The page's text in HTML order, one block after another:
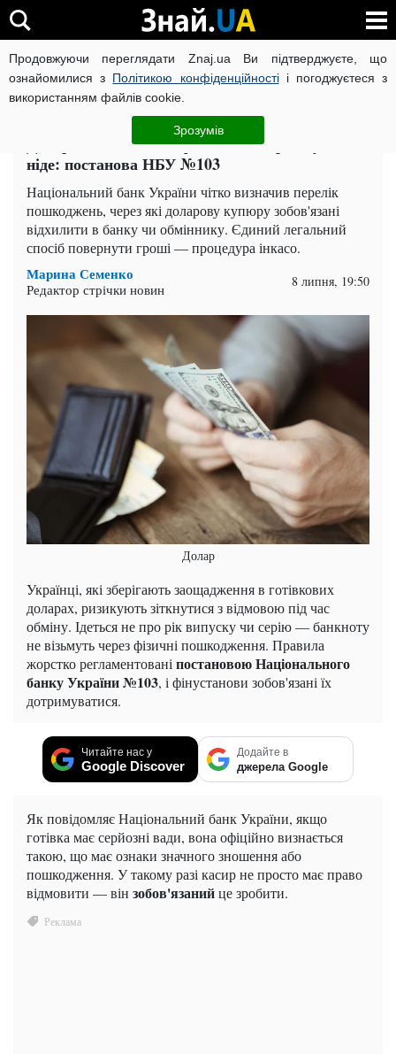
Продовжуючи переглядати Znaj.ua Ви підтверджуєте, що
ознайомилися з Політикою конфіденційностіі погоджуєтеся з
використанням файлів cookie.
Зрозумів
ВІЙНА РОСІЇ ПРОТИ УКРАЇНИ КОРОНАВІРУС В УКРАЇНІ
ЧИТАТЬ НА РУССКОМ
Долари з вісьмома дефектами не приймуть
ніде: постанова НБУ №103
Національний банк України чітко визначив перелік
пошкоджень, через які доларову купюру зобов'язані
відхилити в банку чи обміннику. Єдиний легальний
спосіб повернути гроші — процедура інкасо.
Марина Семенко
Редактор стрічки новин 8 липня, 19:50
Долар
Українці, які зберігають заощадження в готівкових
доларах, ризикують зіткнутися з відмовою під час
обміну. Ідеться не про рік випуску чи серію — банкноту
не візьмуть через фізичні пошкодження. Правила
жорстко регламентовані постановою Національного
банку України №103, і фінустанови зобов'язані їх
дотримуватися.
Читайте нас у
Google Discover
Додайте в
джерела Google
Як повідомляє Національний банк України, якщо
готівка має серйозні вади, вона офіційно визнається
такою, що має ознаки значного зношення або
пошкодження. У такому разі касир не просто має право
відмовити — він зобов'язанийце зробити.